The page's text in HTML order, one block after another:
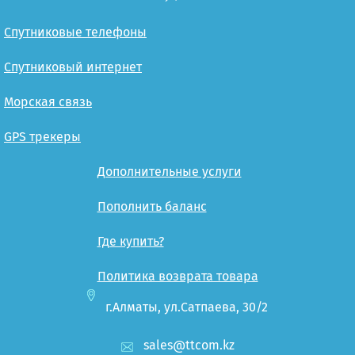
Спутниковые телефоны
Спутниковый интернет
Морская связь
GPS трекеры
Дополнительные услуги
Пополнить баланс
Где купить?
Политика возврата товара
г.Алматы, ул.Сатпаева, 30/2
sales@ttcom.kz